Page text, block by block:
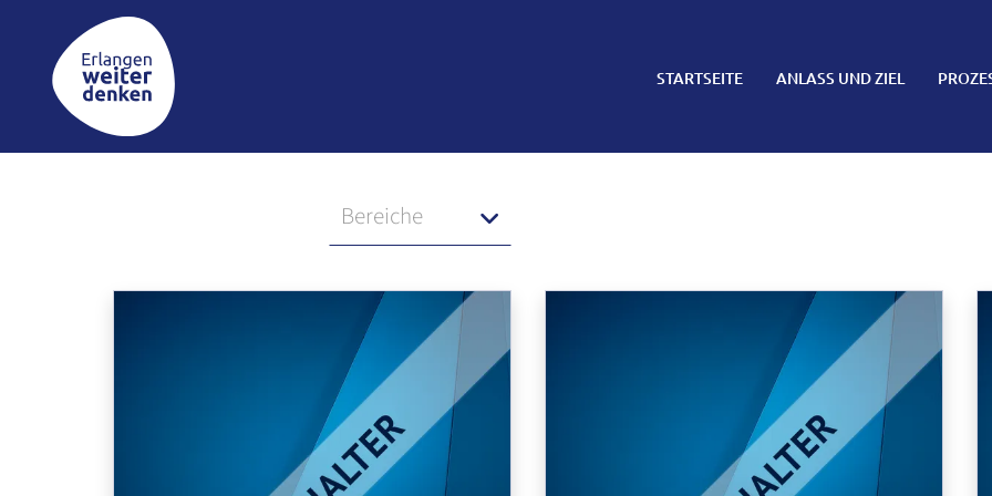
Amt für Stadtplanung und Mobilität
STARTSEITE ANLASS UND ZIEL
Bereiche